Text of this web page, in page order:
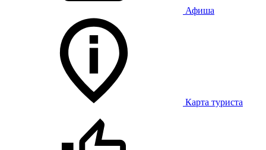
Афиша
Карта туриста